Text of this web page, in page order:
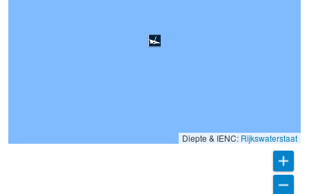
Diepte & IENC: Rijkswaterstaat